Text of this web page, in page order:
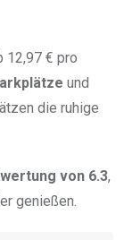
12,97 € pro
und
die ruhige
von 6.3,
genießen.